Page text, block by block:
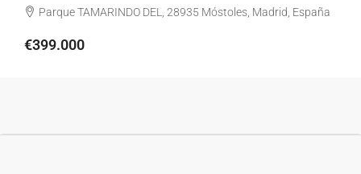
Parque TAMARINDO DEL, 28935 Móstoles, Madrid, España
€399.000